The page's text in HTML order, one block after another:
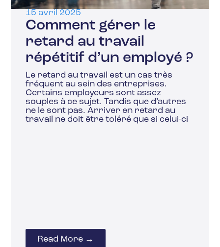
15 avril 2025
Comment gérer le
retard au travail
répétitif d’un employé ?
Le retard au travail est un cas très
fréquent au sein des entreprises.
Certains employeurs sont assez
souples à ce sujet. Tandis que d’autres
ne le sont pas. Arriver en retard au
travail ne doit être toléré que si celui-ci
Read More →